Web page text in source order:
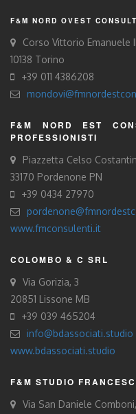
F&M NORD OVEST
Corso Vittorio Emanuele
10138 Torino
+39 011 4386208
F&M NORD EST
PROFESSIONISTI
Piazzetta Celso
33170 Pordenone PN
+39 0434 27970
www.fmconsulenti.it
COLOMBO & C SRL
Via Gorizia, 3
20851 Lissone MB
+39 039 465204
info@bdassociati.studio
www.bdassociati.studio
F&M STUDIO
Via San Daniele